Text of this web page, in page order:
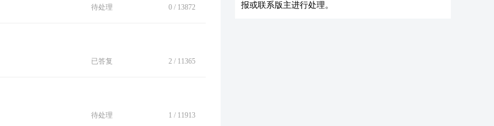
待处理 0 / 13872
已答复 2 / 11365
待处理 1 / 11913
报或联系版主进行处理。